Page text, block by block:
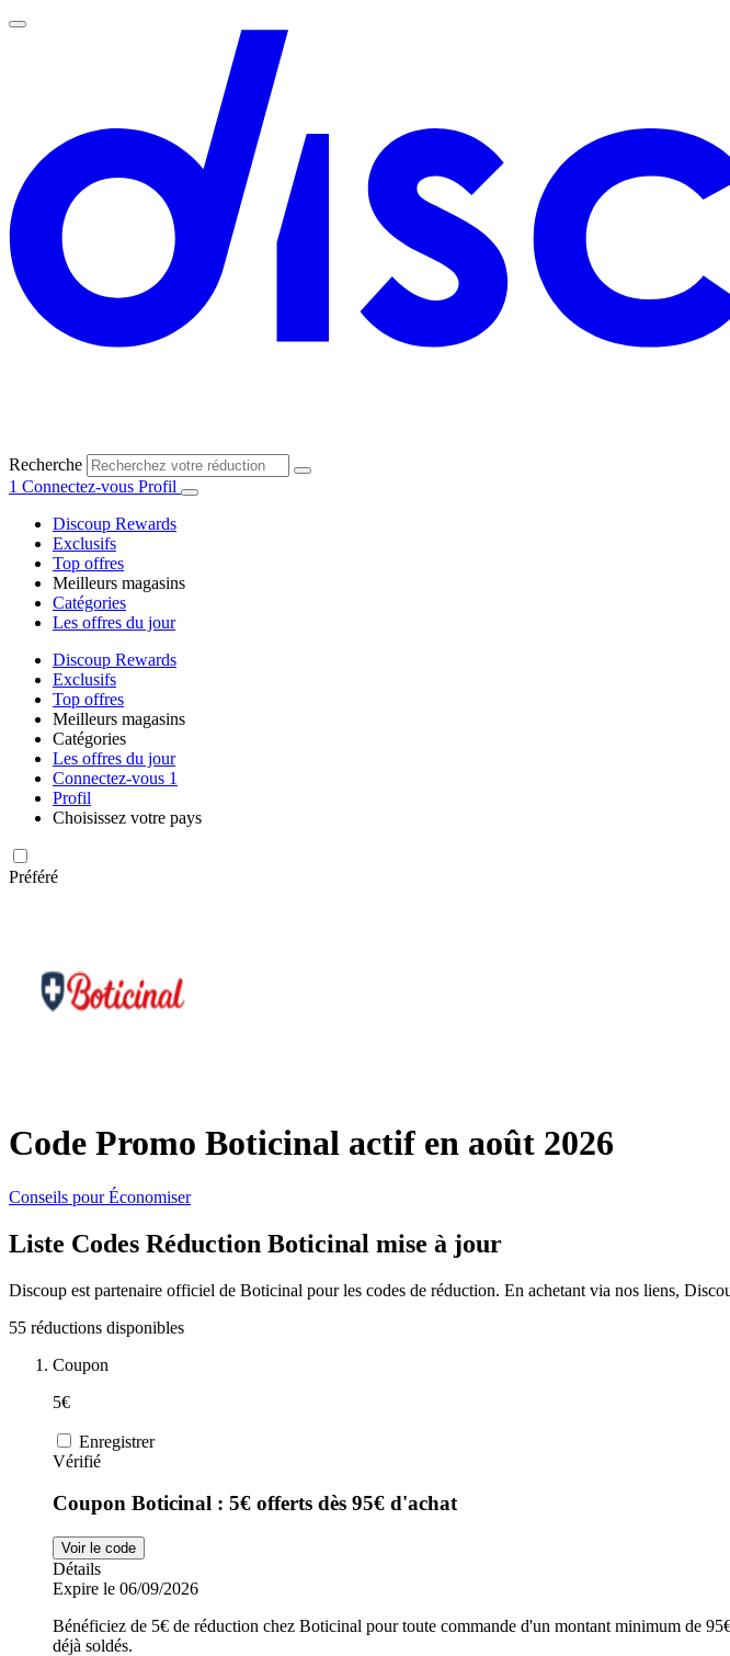
Recherche
1 Connectez-vous Profil
Discoup Rewards
Exclusifs
Top offres
Meilleurs magasins
Catégories
Les offres du jour
Discoup Rewards
Exclusifs
Top offres
Meilleurs magasins
Catégories
Les offres du jour
Connectez-vous 1
Profil
Choisissez votre pays
Préféré
Code Promo Boticinal actif en août 2026
Conseils pour Économiser
Liste Codes Réduction Boticinal mise à jour
Discoup est partenaire officiel de Boticinal pour les codes de réduction. En achetant via nos liens,
55 réductions disponibles
Coupon
5€
Enregistrer
Vérifié
Coupon Boticinal : 5€ offerts dès 95€ d'achat
Voir le code
Détails
Expire le 06/09/2026
Bénéficiez de 5€ de réduction chez Boticinal pour toute commande d'un montant minimum de
déjà soldés.